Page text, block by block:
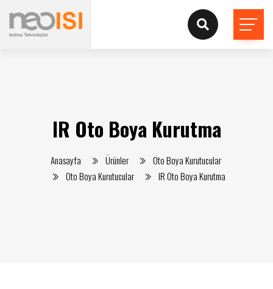
IR Oto Boya Kurutma
Anasayfa Ürünler
Oto Boya Kurutucular
Oto Boya Kurutucular
IR Oto Boya Kurutma